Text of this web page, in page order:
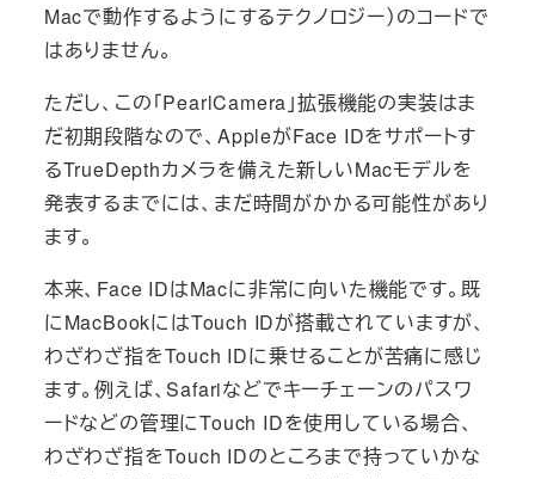
Macで動作するようにするテクノロジー）のコードで
はありません。
ただし、この「PearlCamera」拡張機能の実装はま
だ初期段階なので、AppleがFace IDをサポートす
るTrueDepthカメラを備えた新しいMacモデルを
発表するまでには、まだ時間がかかる可能性があり
ます。
本来、Face IDはMacに非常に向いた機能です。既
にMacBookにはTouch IDが搭載されていますが、
わざわざ指をTouch IDに乗せることが苦痛に感じ
ます。例えば、Safariなどでキーチェーンのパスワ
ードなどの管理にTouch IDを使用している場合、
わざわざ指をTouch IDのところまで持っていかな